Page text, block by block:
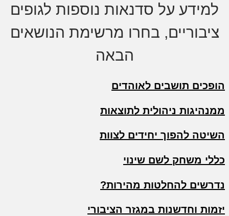
למידע על סדנאות נוספות לגופים
ציבוריים, בחרו מרשימת הנושאים
הבאה
הופכים תושבים לאוהדים
ממנהיגות ניהולית לתוצאות
השיטה להפוך יחידים לצוות
כללי משחק לשם שינוי
נדרשים להחלטות מהירות?
יזמות וחדשנות במגזר הציבורי